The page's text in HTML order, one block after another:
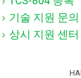
기술 지원 문의
상시 지원 센터